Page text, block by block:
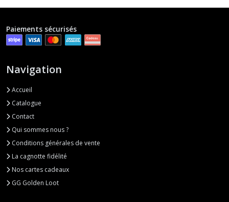
Pop
Jouets
(3)
&
maquettes
Autres
(6)
Paiements sécurisés
Navigation
Accueil
Catalogue
Contact
Qui sommes nous ?
Conditions générales de vente
La cagnotte fidélité
Nos cartes cadeaux
GG Golden Loot